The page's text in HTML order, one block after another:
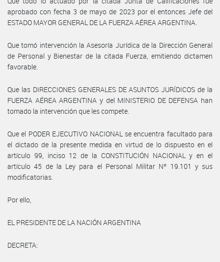
aprobado con fecha 3 de mayo de 2023 por el entonces Jefe del
ESTADO MAYOR GENERAL DE LA FUERZA AÉREA ARGENTINA.
Que tomó intervención la Asesoría Jurídica de la Dirección General
de Personal y Bienestar de la citada Fuerza, emitiendo dictamen
favorable.
Que las DIRECCIONES GENERALES DE ASUNTOS JURÍDICOS de la
FUERZA AÉREA ARGENTINA y del MINISTERIO DE DEFENSA han
tomado la intervención que les compete.
Que el PODER EJECUTIVO NACIONAL se encuentra facultado para
el dictado de la presente medida en virtud de lo dispuesto en el
artículo 99, inciso 12 de la CONSTITUCIÓN NACIONAL y en el
artículo 45 de la Ley para el Personal Militar Nº 19.101 y sus
modificatorias.
Por ello,
EL PRESIDENTE DE LA NACIÓN ARGENTINA
DECRETA: